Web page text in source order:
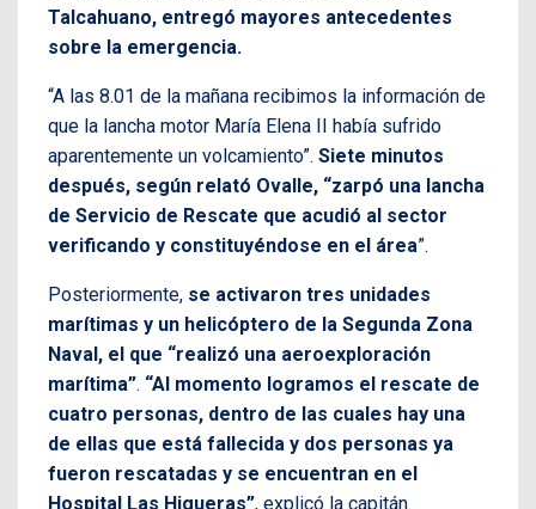
Talcahuano, entregó mayores antecedentes
sobre la emergencia.
“A las 8.01 de la mañana recibimos la información de
que la lancha motor María Elena II había sufrido
aparentemente un volcamiento”. Siete minutos
después, según relató Ovalle, “zarpó una lancha
de Servicio de Rescate que acudió al sector
verificando y constituyéndose en el área”.
Posteriormente, se activaron tres unidades
marítimas y un helicóptero de la Segunda Zona
Naval, el que “realizó una aeroexploración
marítima”. “Al momento logramos el rescate de
cuatro personas, dentro de las cuales hay una
de ellas que está fallecida y dos personas ya
fueron rescatadas y se encuentran en el
Hospital Las Higueras”, explicó la capitán.